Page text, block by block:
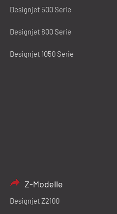
Designjet 500 Serie
Designjet 800 Serie
Designjet 1050 Serie
Z-Modelle
Designjet Z2100